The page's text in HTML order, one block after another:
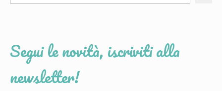
Segui le novità, iscriviti alla
newsletter!